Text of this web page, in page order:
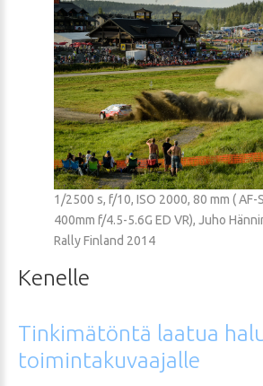
1/2500 s, f/10, ISO 2000, 80 mm ( AF-
400mm f/4.5-5.6G ED VR), Juho
Rally Finland 2014
Kenelle
Tinkimätöntä laatua
toimintakuvaajalle